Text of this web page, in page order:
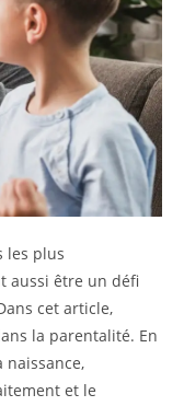
les plus
aussi être un défi
cet article,
la parentalité. En
naissance,
et le